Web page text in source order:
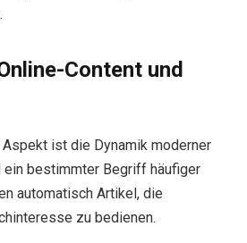
Content und
ist die Dynamik moderner
ein bestimmter Begriff häufiger
automatisch Artikel, die
zu bedienen.